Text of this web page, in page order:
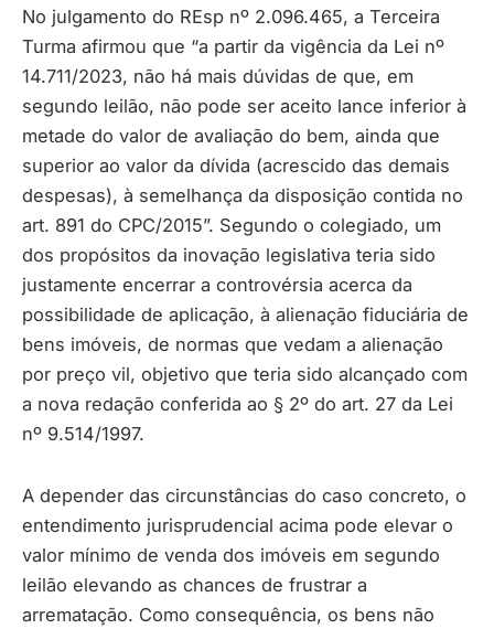
No julgamento do REsp nº 2.096.465, a Terceira
Turma afirmou que “a partir da vigência da Lei nº
14.711/2023, não há mais dúvidas de que, em
segundo leilão, não pode ser aceito lance inferior à
metade do valor de avaliação do bem, ainda que
superior ao valor da dívida (acrescido das demais
despesas), à semelhança da disposição contida no
art. 891 do CPC/2015”. Segundo o colegiado, um
dos propósitos da inovação legislativa teria sido
justamente encerrar a controvérsia acerca da
possibilidade de aplicação, à alienação fiduciária de
bens imóveis, de normas que vedam a alienação
por preço vil, objetivo que teria sido alcançado com
a nova redação conferida ao § 2º do art. 27 da Lei
nº 9.514/1997.
A depender das circunstâncias do caso concreto, o
entendimento jurisprudencial acima pode elevar o
valor mínimo de venda dos imóveis em segundo
leilão elevando as chances de frustrar a
arrematação. Como consequência, os bens não